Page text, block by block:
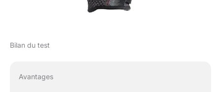
Bilan du test
Avantages